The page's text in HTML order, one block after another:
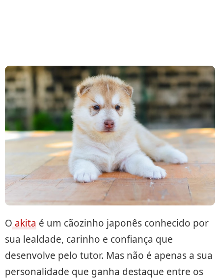
Oakita é um cãozinho japonês conhecido por
sua lealdade, carinho e confiança que
desenvolve pelo tutor. Mas não é apenas a sua
personalidade que ganha destaque entre os